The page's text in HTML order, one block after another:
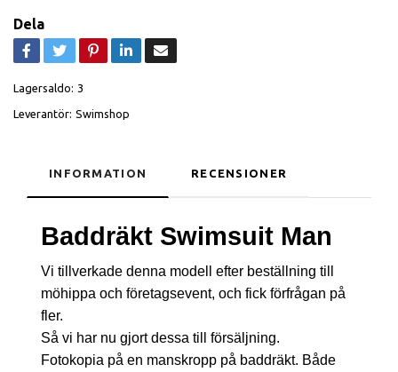
Dela
Lagersaldo: 3
Leverantör: Swimshop
INFORMATION RECENSIONER
Baddräkt Swimsuit Man
Vi tillverkade denna modell efter beställning till
möhippa och företagsevent, och fick förfrågan på
fler.
Så vi har nu gjort dessa till försäljning.
Fotokopia på en manskropp på baddräkt. Både